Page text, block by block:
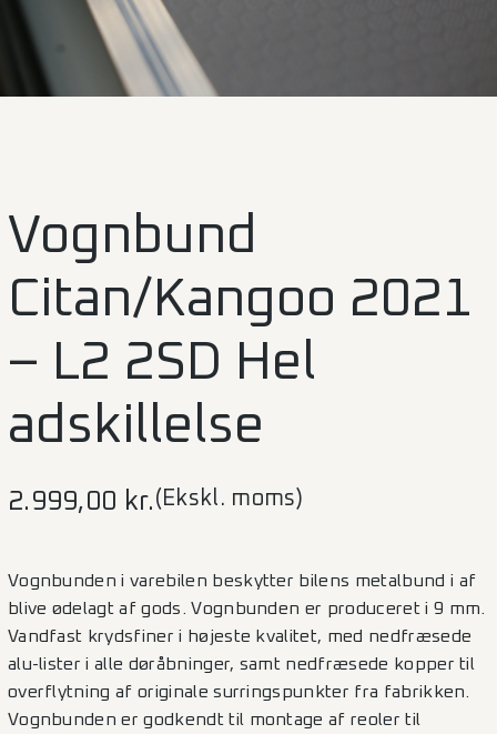
Vognbund
Citan/Kangoo 2021
– L2 2SD Hel
adskillelse
2.999,00 kr. (Ekskl. moms)
Vognbunden i varebilen beskytter bilens metalbund i af
blive ødelagt af gods. Vognbunden er produceret i 9 mm.
Vandfast krydsfiner i højeste kvalitet, med nedfræsede
alu-lister i alle døråbninger, samt nedfræsede kopper til
overflytning af originale surringspunkter fra fabrikken.
Vognbunden er godkendt til montage af reoler til